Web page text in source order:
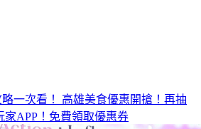
一次看！ 高雄美食優惠開搶！再抽
家APP！免費領取優惠券